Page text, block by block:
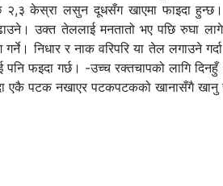
२,३ केस्रा लसुन दूधसँग खाएमा फाइदा
उक्त तेललाई मनतातो भए पछि रुघा
निधार र नाक वरिपरि या तेल लगाउने
पनि फइदा गर्छ। -उच्च रक्तचापको लागि
एकै पटक नखाएर पटकपटकको खानासँगै खानु